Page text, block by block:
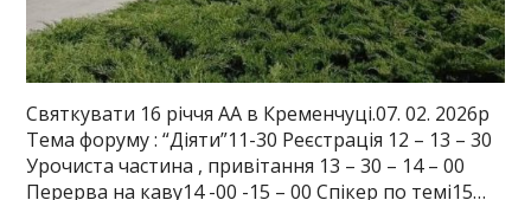
Святкувати 16 річчя АА в Кременчуці.07. 02. 2026р
Тема форуму : “Діяти”11-30 Реєстрація 12 – 13 – 30
Урочиста частина , привітання 13 – 30 – 14 – 00
Перерва на каву14 -00 -15 – 00 Спікер по темі15…